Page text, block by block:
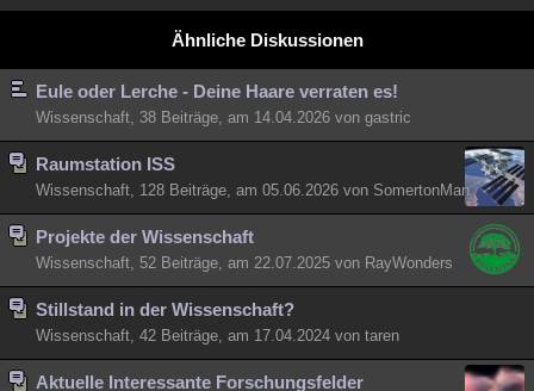
Ähnliche Diskussionen
Eule oder Lerche - Deine Haare verraten es!
Wissenschaft, 38 Beiträge, am 14.04.2026 von gastric
Raumstation ISS
Wissenschaft, 128 Beiträge, am 05.06.2026 von SomertonMan
Projekte der Wissenschaft
Wissenschaft, 52 Beiträge, am 22.07.2025 von RayWonders
Stillstand in der Wissenschaft?
Wissenschaft, 42 Beiträge, am 17.04.2024 von taren
Aktuelle Interessante Forschungsfelder